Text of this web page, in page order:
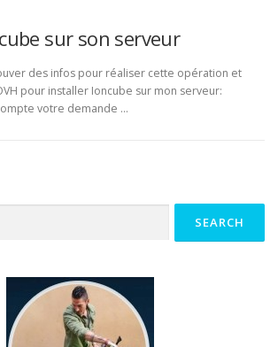
sur son serveur
des infos pour réaliser cette opération et
pour installer Ioncube sur mon serveur:
votre demande …